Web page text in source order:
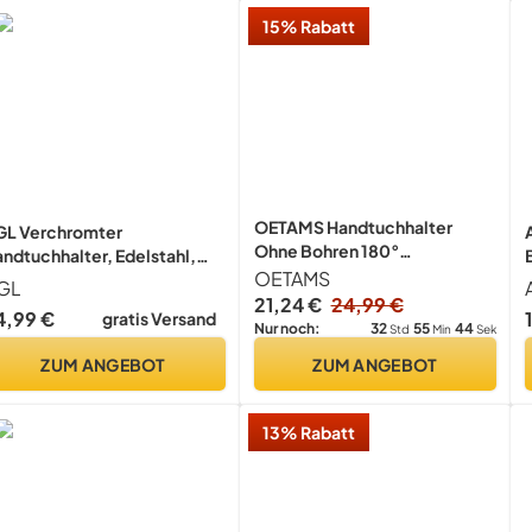
Verchromter
Edelstahl,
mit 2
€
gratis Versand
ZUM ANGEBOT
15% Rabatt
OETAMS Handtuchhalter
Ohne Bohren 180°
Schwenkbar Handtuchstange
Silber
OETAMS
21,24 € 24,99 €
Nur noch: 32Std 55Min 44Sek
ZUM ANGEBOT
13% Rabatt